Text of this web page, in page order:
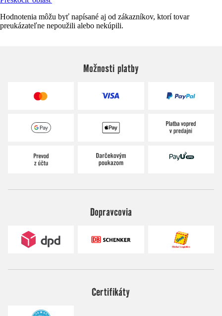
Hodnotenia môžu byť napísané aj od zákazníkov, ktorí tovar
preukázateľne nepoužili alebo nekúpili.
Možnosti platby
Dopravcovia
Certifikáty